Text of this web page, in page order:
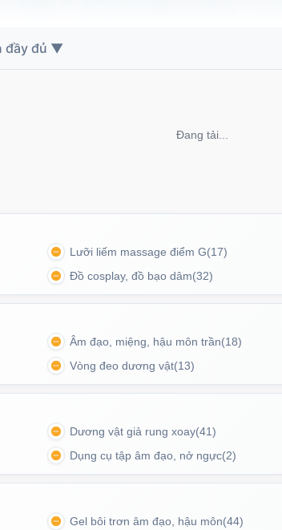
chắn, giống như đang ôm trọn bờ mông thật.
Không thể tải nội dung
Lưỡi liếm massage điểm G(17)
Đồ cosplay, đồ bạo dâm(32)
Âm đạo, miệng, hậu môn trần(18)
Vòng đeo dương vật(13)
Dương vật giả rung xoay(41)
Dụng cụ tập âm đạo, nở ngực(2)
Gel bôi trơn âm đạo, hậu môn(44)